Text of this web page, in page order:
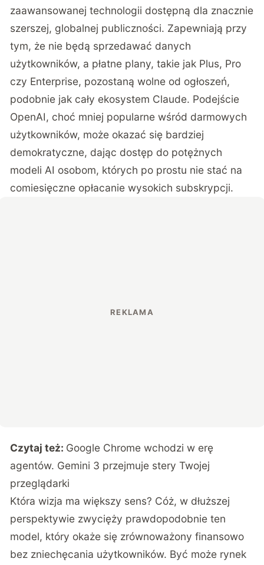
zaawansowanej technologii dostępną dla znacznie
szerszej, globalnej publiczności. Zapewniają przy
tym, że nie będą sprzedawać danych
użytkowników, a płatne plany, takie jak Plus, Pro
czy Enterprise, pozostaną wolne od ogłoszeń,
podobnie jak cały ekosystem Claude. Podejście
OpenAI, choć mniej popularne wśród darmowych
użytkowników, może okazać się bardziej
demokratyczne, dając dostęp do potężnych
modeli AI osobom, których po prostu nie stać na
comiesięczne opłacanie wysokich subskrypcji.
Czytaj też: Google Chrome wchodzi w erę
agentów. Gemini 3 przejmuje stery Twojej
przeglądarki
Która wizja ma większy sens? Cóż, w dłuższej
perspektywie zwycięży prawdopodobnie ten
model, który okaże się zrównoważony finansowo
bez zniechęcania użytkowników. Być może rynek